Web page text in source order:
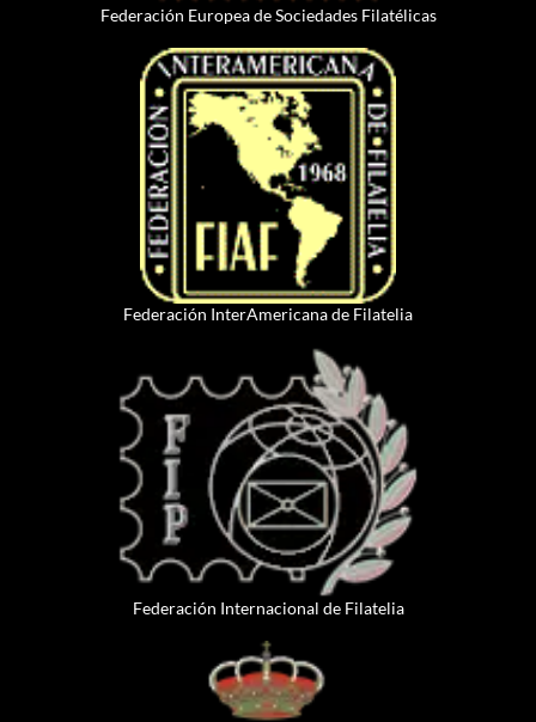
Federación Europea de Sociedades Filatélicas
Federación InterAmericana de Filatelia
Federación Internacional de Filatelia